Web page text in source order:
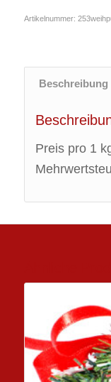
Artikelnummer:
Beschreibung
Preis pro 1